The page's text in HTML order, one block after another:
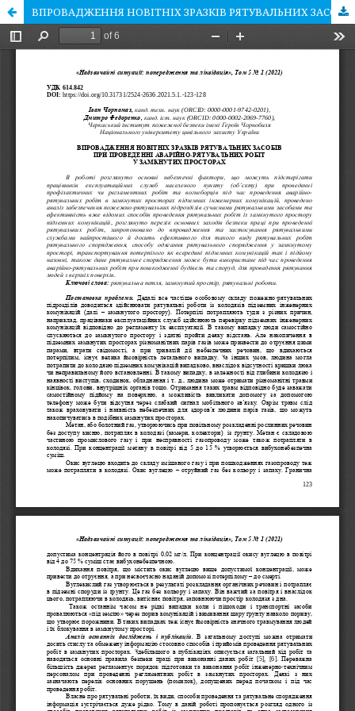
ВПРОВАДЖЕННЯ НОВІТНІХ ЗРАЗКІВ РЯТУВАЛЬНИХ ЗАСОБІВ ПРИ ПРОВЕДЕННІ АВАРІЙНО-РЯТУВАЛЬНИХ РОБІТ У ЗАМКНУТИХ ПРОСТОРАХ